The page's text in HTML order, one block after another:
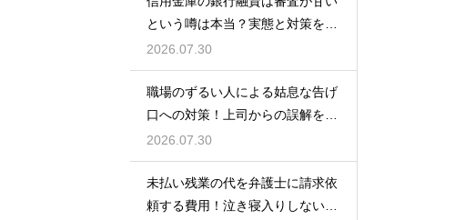
という噂は本当？実態と対策を徹
底解説
2026.07.30
職場のずるい人による姑息な告げ
口への対策！上司からの誤解を解
いて自分の身の潔白を証明する手
順
2026.07.30
未払い残業の代を弁護士に請求依
頼する費用！泣き寝入りしないた